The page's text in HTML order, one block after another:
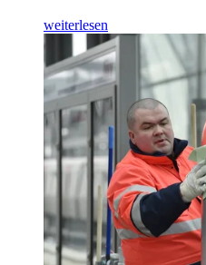
weiterlesen